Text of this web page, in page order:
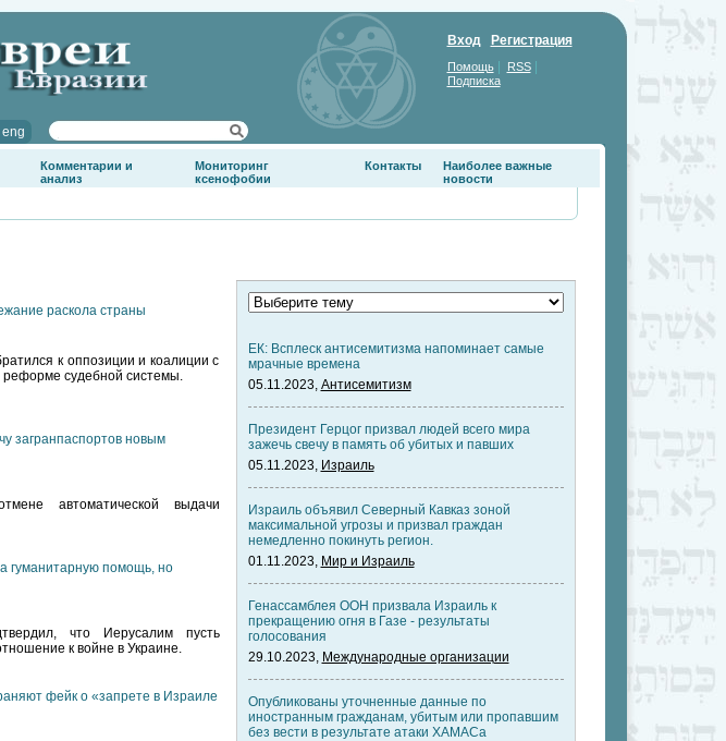
eng
Вход Регистрация
Помощь| RSS|
Подписка
Комментарии и
анализ
Мониторинг
ксенофобии
Контакты
Наиболее важные
новости
раскола страны
к оппозиции и коалиции с
судебной системы.
загранпаспортов новым
автоматической выдачи
гуманитарную помощь, но
что Иерусалим пусть
к войне в Украине.
фейк о «запрете в Израиле
ЕК: Всплеск антисемитизма напоминает самые
мрачные времена
05.11.2023, Антисемитизм
Президент Герцог призвал людей всего мира
зажечь свечу в память об убитых и павших
05.11.2023, Израиль
Израиль объявил Северный Кавказ зоной
максимальной угрозы и призвал граждан
немедленно покинуть регион.
01.11.2023, Мир и Израиль
Генассамблея ООН призвала Израиль к
прекращению огня в Газе - результаты
голосования
29.10.2023, Международные организации
Опубликованы уточненные данные по
иностранным гражданам, убитым или пропавшим
без вести в результате атаки ХАМАСа